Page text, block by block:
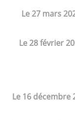
Le 27 mars
Le 28 février
Le 16 décembre